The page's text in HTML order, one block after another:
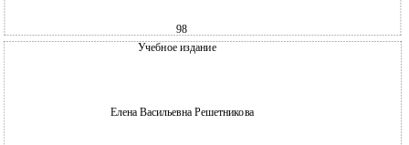
98
Учебное издание
Елена Васильевна Решетникова